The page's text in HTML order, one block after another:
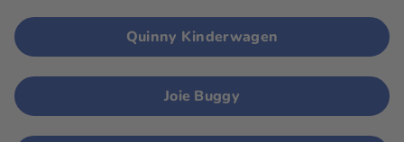
Quinny Kinderwagen
Joie Buggy